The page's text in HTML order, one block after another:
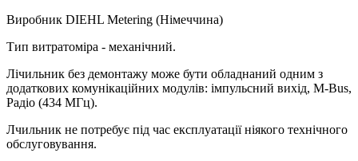
Виробник DIEHL Metering (Німеччина)
Тип витратоміра - механічний.
Лічильник без демонтажу може бути обладнаний одним з
додаткових комунікаційних модулів: імпульсний вихід, M-Bus,
Радіо (434 МГц).
Лчильник не потребує під час експлуатації ніякого технічного
обслуговування.